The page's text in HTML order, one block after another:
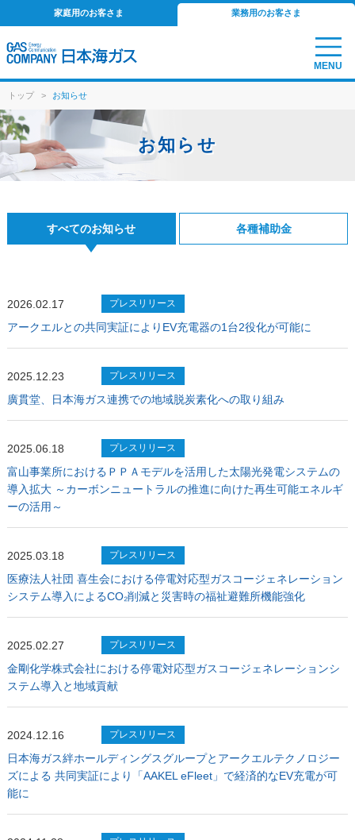
家庭用のお客さま 業務用のお客さま
MENU
トップ > お知らせ
お知らせ
すべてのお知らせ 各種補助金
2026.02.17 プレスリリース
アークエルとの共同実証によりEV充電器の1台2役化が可能に
2025.12.23 プレスリリース
廣貫堂、日本海ガス連携での地域脱炭素化への取り組み
2025.06.18 プレスリリース
富山事業所におけるＰＰＡモデルを活用した太陽光発電システムの
導入拡大 ～カーボンニュートラルの推進に向けた再生可能エネルギ
ーの活用～
2025.03.18 プレスリリース
医療法人社団 喜生会における停電対応型ガスコージェネレーション
システム導入によるCO₂削減と災害時の福祉避難所機能強化
2025.02.27 プレスリリース
金剛化学株式会社における停電対応型ガスコージェネレーションシ
ステム導入と地域貢献
2024.12.16 プレスリリース
日本海ガス絆ホールディングスグループとアークエルテクノロジー
ズによる 共同実証により「AAKEL eFleet」で経済的なEV充電が可
能に